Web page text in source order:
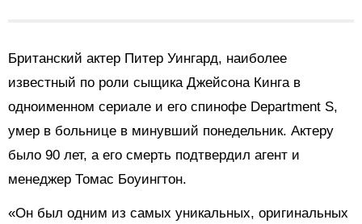
Британский актер Питер Уингард, наиболее
известный по роли сыщика Джейсона Кинга в
одноименном сериале и его спинофе Department S,
умер в больнице в минувший понедельник. Актеру
было 90 лет, а его смерть подтвердил агент и
менеджер Томас Боуингтон.
«Он был одним из самых уникальных, оригинальных